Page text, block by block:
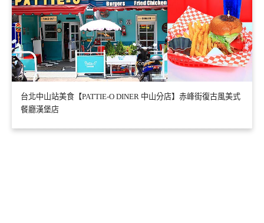
台北中山站美食【PATTIE-O DINER 中山分店】赤峰街復古風美式
餐廳漢堡店